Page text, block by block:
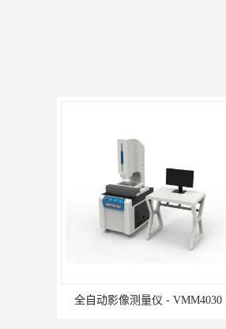
全自动影像测量仪 - VMM4030